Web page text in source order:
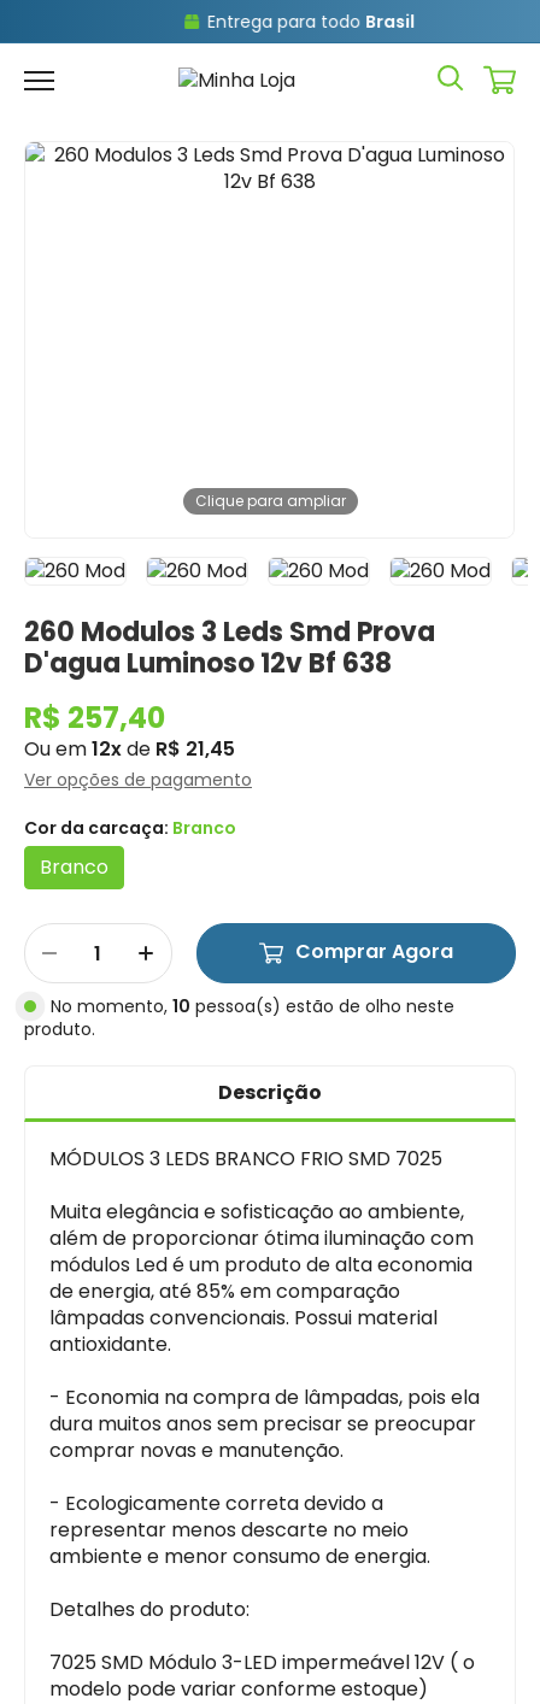
Entrega para todoBrasil
Clique para ampliar
260 Modulos 3 Leds Smd Prova
D'agua Luminoso 12v Bf 638
R$ 257,40
Ou em12xde R$ 21,45
Ver opções de pagamento
Cor da carcaça: Branco
Branco
Comprar Agora
No momento, 10 pessoa(s) estão de olho neste
produto.
Descrição
MÓDULOS 3 LEDS BRANCO FRIO SMD 7025
Muita elegância e sofisticação ao ambiente,
além de proporcionar ótima iluminação com
módulos Led é um produto de alta economia
de energia, até 85% em comparação
lâmpadas convencionais. Possui material
antioxidante.
- Economia na compra de lâmpadas, pois ela
dura muitos anos sem precisar se preocupar
comprar novas e manutenção.
- Ecologicamente correta devido a
representar menos descarte no meio
ambiente e menor consumo de energia.
Detalhes do produto:
7025 SMD Módulo 3-LED impermeável 12V ( o
modelo pode variar conforme estoque)